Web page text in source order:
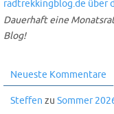
Dauerhaft eine
Blog!
Neueste Kommentare
Steffen zu Sommer